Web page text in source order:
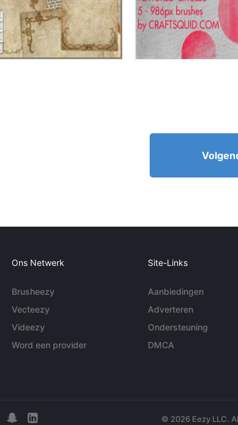
Ons Netwerk
Brusheezy
Vecteezy
Videezy
Word een provider
Site-Links
Aanbiedingen
Adverteren
Ondersteuning
DMCA
© 2026 Eezy LLC.